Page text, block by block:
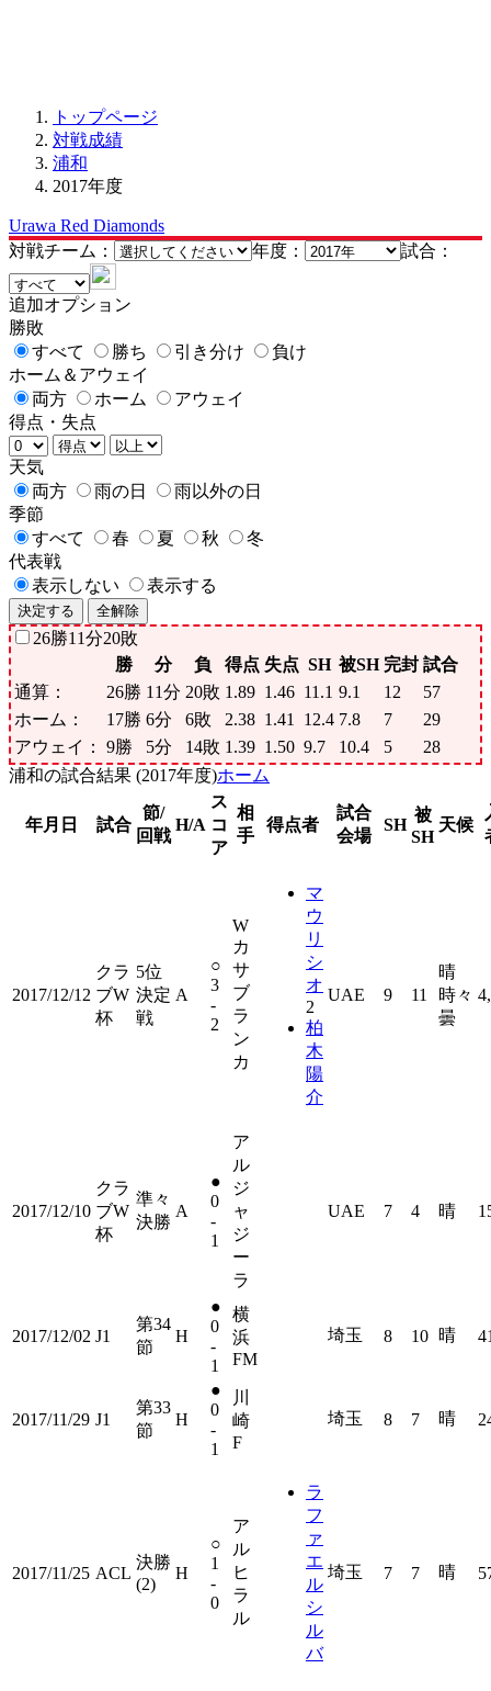
トップページ
対戦成績
浦和
2017年度
Urawa Red Diamonds
対戦チーム：
年度： 試合：
追加オプション
勝敗
すべて
勝ち 引き分け
負け
ホーム＆アウェイ
両方
ホーム
アウェイ
得点・失点
天気
両方
雨の日
雨以外の日
季節
すべて
春 夏 秋
冬
代表戦
表示しない
表示する
決定する 全解除
26勝11分20敗
勝
分 負 得点 失点 SH 被SH 完封 試合
通算：
26勝 11分 20敗 1.89 1.46 11.1 9.1 12
57
ホーム：
17勝 6分 6敗 2.38 1.41 12.4 7.8 7
29
アウェイ：
9勝 5分 14敗 1.39 1.50 9.7 10.4 5
28
浦和の試合結果 (2017年度)ホーム
年月日 試合
節/
回戦
H/A
ス
コ
ア
相
手
得点者
試合
会場
SH
被
SH
天候
2017/12/12
クラ
ブW
杯
5位
決定
戦
A
○
3
-
2
W
カ
サ
ブ
ラ
ン
カ
マ
ウ
リ
シ
オ
2
柏
木
陽
介
UAE 9 11
晴
時々
曇
2017/12/10
クラ
ブW
杯
準々
決勝
A
●
0
-
1
ア
ル
ジ
ャ
ジ
ー
ラ
UAE 7 4 晴
2017/12/02 J1
第34
節
H
●
0
-
1
横
浜
FM
埼玉 8 10 晴
2017/11/29 J1
第33
節
H
●
0
-
1
川
崎
F
埼玉 8 7 晴
2017/11/25 ACL
決勝
(2)
H
○
1
-
0
ア
ル
ヒ
ラ
ル
ラ
フ
ァ
エ
ル
シ
ル
バ
埼玉 7 7 晴